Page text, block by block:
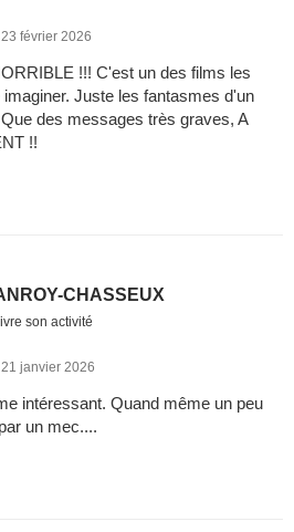
février 2026
!!! C'est un des films les
Juste les fantasmes d'un
des messages très graves, A
!!
CHASSEUX
son activité
janvier 2026
intéressant. Quand même un peu
un mec....